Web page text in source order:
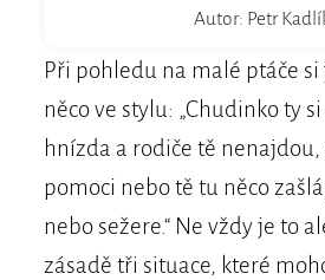
Autor: Petr
Při pohledu na malé ptáče
něco ve stylu: „Chudinko ty
hnízda a rodiče tě
pomoci nebo tě tu něco
nebo sežere.“ Ne vždy je to
zásadě tři situace, které